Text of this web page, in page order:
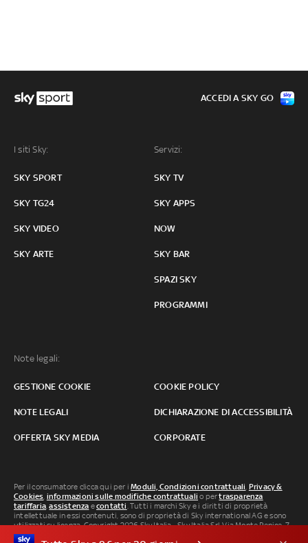
I siti Sky:
SKY SPORT
SKY TG24
SKY VIDEO
SKY ARTE
Servizi:
SKY TV
SKY APPS
NOW
SKY BAR
SPAZI SKY
PROGRAMMI
Note legali:
GESTIONE COOKIE COOKIE POLICY
NOTE LEGALI DICHIARAZIONE DI ACCESSIBILITÀ
OFFERTA SKY MEDIA CORPORATE
ACCEDI A SKY GO
Per il consumatore clicca qui per iModuli, Condizioni contrattuali, Privacy &
Cookies, informazioni sulle modifiche contrattuali o pertrasparenza
tariffaria,assistenza econtatti. Tutti i marchi Sky e i diritti di proprietà
intellettuale in essi contenuti, sono di proprietà di Sky international AG e sono
utilizzati su licenza. Copyright 2026 Sky Italia - Sky Italia Srl Via Monte Penice, 7 -
20138 Milano P.IVA 04619241005. SkyTG24: ISSN 3035-1537 e SkySport: ISSN